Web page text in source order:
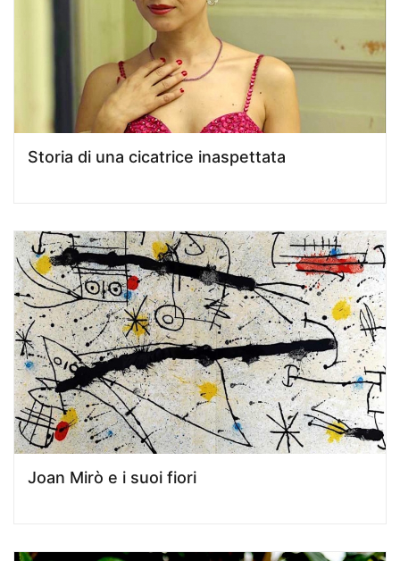
Storia di una cicatrice inaspettata
Joan Mirò e i suoi fiori